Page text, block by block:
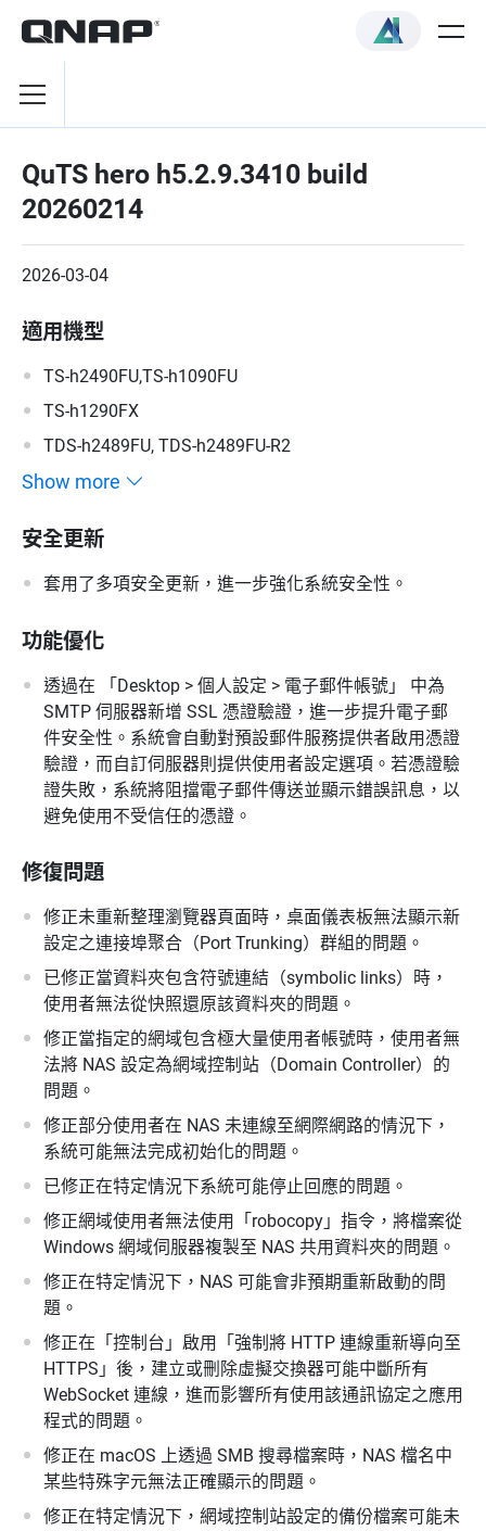
QuTS hero h5.2.9.3410 build
20260214
2026-03-04
適用機型
TS-h2490FU,TS-h1090FU
TS-h1290FX
TDS-h2489FU, TDS-h2489FU-R2
Show more
安全更新
套用了多項安全更新，進一步強化系統安全性。
功能優化
透過在 「Desktop > 個人設定 > 電子郵件帳號」 中為
SMTP 伺服器新增 SSL 憑證驗證，進一步提升電子郵
件安全性。系統會自動對預設郵件服務提供者啟用憑證
驗證，而自訂伺服器則提供使用者設定選項。若憑證驗
證失敗，系統將阻擋電子郵件傳送並顯示錯誤訊息，以
避免使用不受信任的憑證。
修復問題
修正未重新整理瀏覽器頁面時，桌面儀表板無法顯示新
設定之連接埠聚合（Port Trunking）群組的問題。
已修正當資料夾包含符號連結（symbolic links）時，
使用者無法從快照還原該資料夾的問題。
修正當指定的網域包含極大量使用者帳號時，使用者無
法將 NAS 設定為網域控制站（Domain Controller）的
問題。
修正部分使用者在 NAS 未連線至網際網路的情況下，
系統可能無法完成初始化的問題。
已修正在特定情況下系統可能停止回應的問題。
修正網域使用者無法使用「robocopy」指令，將檔案從
Windows 網域伺服器複製至 NAS 共用資料夾的問題。
修正在特定情況下，NAS 可能會非預期重新啟動的問
題。
修正在「控制台」啟用「強制將 HTTP 連線重新導向至
HTTPS」後，建立或刪除虛擬交換器可能中斷所有
WebSocket 連線，進而影響所有使用該通訊協定之應用
程式的問題。
修正在 macOS 上透過 SMB 搜尋檔案時，NAS 檔名中
某些特殊字元無法正確顯示的問題。
修正在特定情況下，網域控制站設定的備份檔案可能未